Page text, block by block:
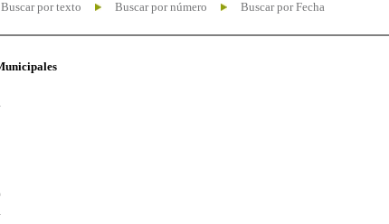
Buscar por texto Buscar por número Buscar por Fecha